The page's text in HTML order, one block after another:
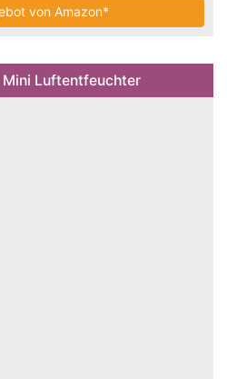
von Amazon*
Mini Luftentfeuchter